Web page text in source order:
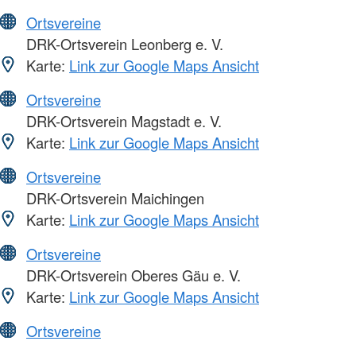
Ortsvereine
DRK-Ortsverein Leonberg e. V.
Karte: Link zur Google Maps Ansicht
Ortsvereine
DRK-Ortsverein Magstadt e. V.
Karte: Link zur Google Maps Ansicht
Ortsvereine
DRK-Ortsverein Maichingen
Karte: Link zur Google Maps Ansicht
Ortsvereine
DRK-Ortsverein Oberes Gäu e. V.
Karte: Link zur Google Maps Ansicht
Ortsvereine